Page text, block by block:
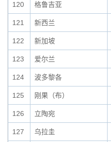
120 格鲁吉亚
121 新西兰
122 新加坡
123 爱尔兰
124 波多黎各
125 刚果（布）
126 立陶宛
127 乌拉圭